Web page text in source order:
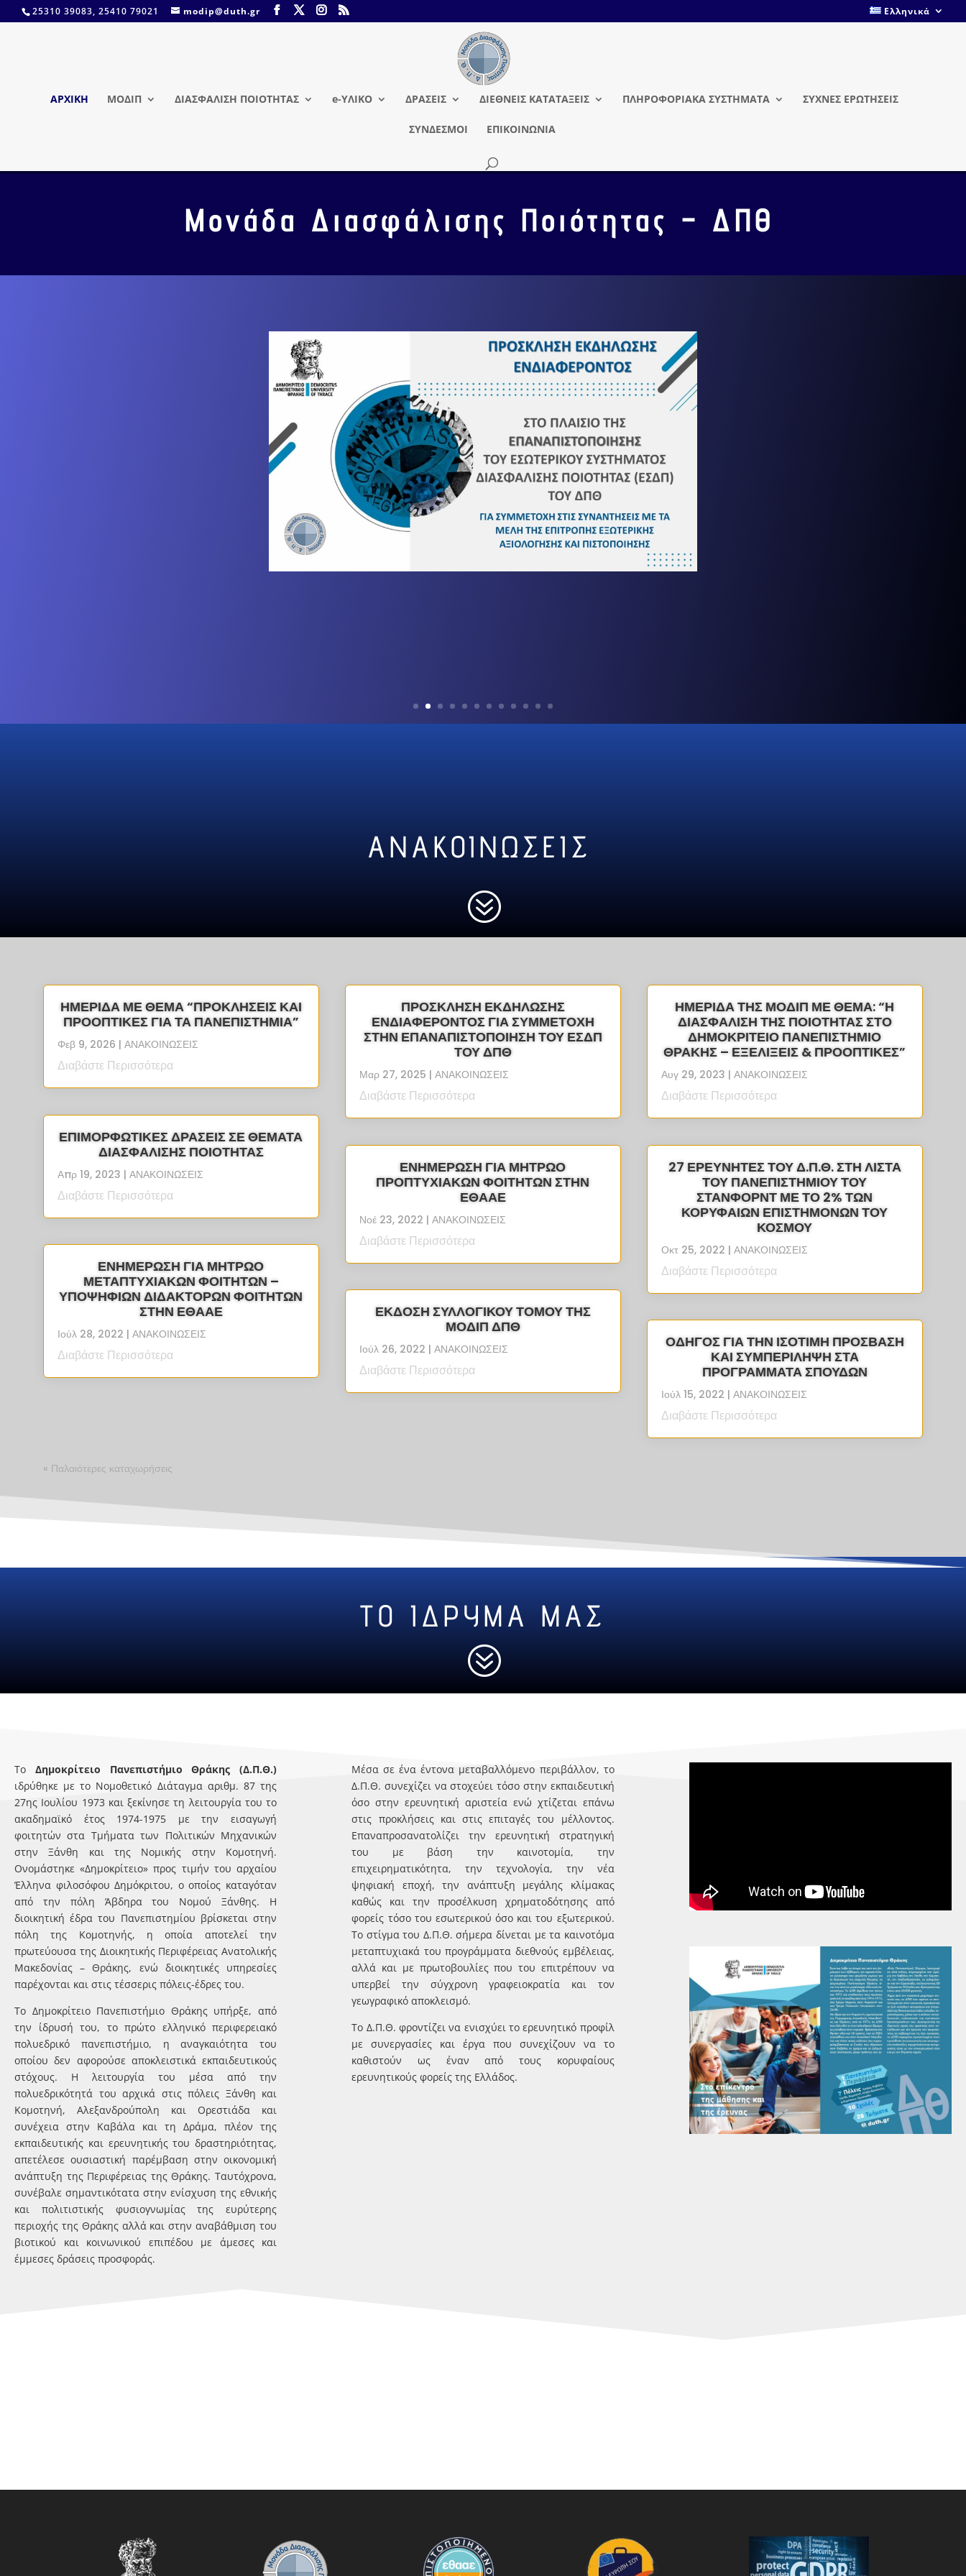
25310 39083, 25410 79021 modip@duth.gr Ελληνικά
ΑΡΧΙΚΗ ΜΟΔΙΠ ΔΙΑΣΦΑΛΙΣΗ ΠΟΙΟΤΗΤΑΣ e-ΥΛΙΚΟ ΔΡΑΣΕΙΣ ΔΙΕΘΝΕΙΣ ΚΑΤΑΤΑΞΕΙΣ ΠΛΗΡΟΦΟΡΙΑΚΑ ΣΥΣΤΗΜΑΤΑ ΣΥΧΝΕΣ ΕΡΩΤΗΣΕΙΣ
ΣΥΝΔΕΣΜΟΙ ΕΠΙΚΟΙΝΩΝΙΑ
Μονάδα Διασφάλισης Ποιότητας – ΔΠΘ
ΑΝΑΚΟΙΝΩΣΕΙΣ
?
ΗΜΕΡΙΔΑ ΜΕ ΘΕΜΑ “ΠΡΟΚΛΉΣΕΙΣ ΚΑΙ
ΠΡΟΟΠΤΙΚΈΣ ΓΙΑ ΤΑ ΠΑΝΕΠΙΣΤΉΜΙΑ”
Φεβ 9, 2026 |ΑΝΑΚΟΙΝΩΣΕΙΣ
Διαβάστε Περισσότερα
ΕΠΙΜΟΡΦΩΤΙΚΕΣ ΔΡΑΣΕΙΣ ΣΕ ΘΕΜΑΤΑ
ΔΙΑΣΦΑΛΙΣΗΣ ΠΟΙΟΤΗΤΑΣ
Απρ 19, 2023 |ΑΝΑΚΟΙΝΩΣΕΙΣ
Διαβάστε Περισσότερα
ΕΝΗΜΕΡΩΣΗ ΓΙΑ ΜΗΤΡΩΟ
ΜΕΤΑΠΤΥΧΙΑΚΩΝ ΦΟΙΤΗΤΩΝ –
ΥΠΟΨΗΦΙΩΝ ΔΙΔΑΚΤΟΡΩΝ ΦΟΙΤΗΤΩΝ
ΣΤΗΝ ΕΘΑΑΕ
Ιούλ 28, 2022 |ΑΝΑΚΟΙΝΩΣΕΙΣ
Διαβάστε Περισσότερα
ΠΡΟΣΚΛΗΣΗ ΕΚΔΗΛΩΣΗΣ
ΕΝΔΙΑΦΕΡΟΝΤΟΣ ΓΙΑ ΣΥΜΜΕΤΟΧΗ
ΣΤΗΝ ΕΠΑΝΑΠΙΣΤΟΠΟΙΗΣΗ ΤΟΥ ΕΣΔΠ
ΤΟΥ ΔΠΘ
Μαρ 27, 2025 |ΑΝΑΚΟΙΝΩΣΕΙΣ
Διαβάστε Περισσότερα
ΕΝΗΜΕΡΩΣΗ ΓΙΑ ΜΗΤΡΩΟ
ΠΡΟΠΤΥΧΙΑΚΩΝ ΦΟΙΤΗΤΩΝ ΣΤΗΝ
ΕΘΑΑΕ
Νοέ 23, 2022 |ΑΝΑΚΟΙΝΩΣΕΙΣ
Διαβάστε Περισσότερα
ΕΚΔΟΣΗ ΣΥΛΛΟΓΙΚΟΥ ΤΟΜΟΥ ΤΗΣ
ΜΟΔΙΠ ΔΠΘ
Ιούλ 26, 2022 |ΑΝΑΚΟΙΝΩΣΕΙΣ
Διαβάστε Περισσότερα
ΗΜΕΡΙΔΑ ΤΗΣ ΜΟΔΙΠ ΜΕ ΘΕΜΑ: “Η
ΔΙΑΣΦΆΛΙΣΗ ΤΗΣ ΠΟΙΌΤΗΤΑΣ ΣΤΟ
ΔΗΜΟΚΡΊΤΕΙΟ ΠΑΝΕΠΙΣΤΉΜΙΟ
ΘΡΆΚΗΣ – ΕΞΕΛΊΞΕΙΣ & ΠΡΟΟΠΤΙΚΈΣ”
Αυγ 29, 2023 |ΑΝΑΚΟΙΝΩΣΕΙΣ
Διαβάστε Περισσότερα
27 ΕΡΕΥΝΗΤΕΣ ΤΟΥ Δ.Π.Θ. ΣΤΗ ΛΙΣΤΑ
ΤΟΥ ΠΑΝΕΠΙΣΤΗΜΙΟΥ ΤΟΥ
ΣΤΑΝΦΟΡΝΤ ΜΕ ΤΟ 2% ΤΩΝ
ΚΟΡΥΦΑΙΩΝ ΕΠΙΣΤΗΜΟΝΩΝ ΤΟΥ
ΚΟΣΜΟΥ
Οκτ 25, 2022 |ΑΝΑΚΟΙΝΩΣΕΙΣ
Διαβάστε Περισσότερα
ΟΔΗΓΟΣ ΓΙΑ ΤΗΝ ΙΣΟΤΙΜΗ ΠΡΟΣΒΑΣΗ
ΚΑΙ ΣΥΜΠΕΡΙΛΗΨΗ ΣΤΑ
ΠΡΟΓΡΑΜΜΑΤΑ ΣΠΟΥΔΩΝ
Ιούλ 15, 2022 |ΑΝΑΚΟΙΝΩΣΕΙΣ
Διαβάστε Περισσότερα
« Παλαιότερες καταχωρήσεις
ΤΟ ΙΔΡΥΜΑ ΜΑΣ
?
Το Δημοκρίτειο Πανεπιστήμιο Θράκης (Δ.Π.Θ.)
ιδρύθηκε με το Νομοθετικό Διάταγμα αριθμ. 87 της
27ης Ιουλίου 1973 και ξεκίνησε τη λειτουργία του το
ακαδημαϊκό έτος 1974-1975 με την εισαγωγή
φοιτητών στα Tμήματα των Πολιτικών Μηχανικών
στην Ξάνθη και της Νομικής στην Κομοτηνή.
Ονομάστηκε «Δημοκρίτειο» προς τιμήν του αρχαίου
Έλληνα φιλοσόφου Δημόκριτου, ο οποίος καταγόταν
από την πόλη Άβδηρα του Νομού Ξάνθης. Η
διοικητική έδρα του Πανεπιστημίου βρίσκεται στην
πόλη της Κομοτηνής, η οποία αποτελεί την
πρωτεύουσα της Διοικητικής Περιφέρειας Ανατολικής
Μακεδονίας – Θράκης, ενώ διοικητικές υπηρεσίες
παρέχονται και στις τέσσερις πόλεις-έδρες του.
Το Δημοκρίτειο Πανεπιστήμιο Θράκης υπήρξε, από
την ίδρυσή του, το πρώτο ελληνικό περιφερειακό
πολυεδρικό πανεπιστήμιο, η αναγκαιότητα του
οποίου δεν αφορούσε αποκλειστικά εκπαιδευτικούς
στόχους. Η λειτουργία του μέσα από την
πολυεδρικότητά του αρχικά στις πόλεις Ξάνθη και
Κομοτηνή, Αλεξανδρούπολη και Ορεστιάδα και
συνέχεια στην Καβάλα και τη Δράμα, πλέον της
εκπαιδευτικής και ερευνητικής του δραστηριότητας,
απετέλεσε ουσιαστική παρέμβαση στην οικονομική
ανάπτυξη της Περιφέρειας της Θράκης. Ταυτόχρονα,
συνέβαλε σημαντικότατα στην ενίσχυση της εθνικής
και πολιτιστικής φυσιογνωμίας της ευρύτερης
περιοχής της Θράκης αλλά και στην αναβάθμιση του
βιοτικού και κοινωνικού επιπέδου με άμεσες και
έμμεσες δράσεις προσφοράς.
Μέσα σε ένα έντονα μεταβαλλόμενο περιβάλλον, το
Δ.Π.Θ. συνεχίζει να στοχεύει τόσο στην εκπαιδευτική
όσο στην ερευνητική αριστεία ενώ χτίζεται επάνω
στις προκλήσεις και στις επιταγές του μέλλοντος.
Επαναπροσανατολίζει την ερευνητική στρατηγική
του με βάση την καινοτομία, την
επιχειρηματικότητα, την τεχνολογία, την νέα
ψηφιακή εποχή, την ανάπτυξη μεγάλης κλίμακας
καθώς και την προσέλκυση χρηματοδότησης από
φορείς τόσο του εσωτερικού όσο και του εξωτερικού.
Το στίγμα του Δ.Π.Θ. σήμερα δίνεται με τα καινοτόμα
μεταπτυχιακά του προγράμματα διεθνούς εμβέλειας,
αλλά και με πρωτοβουλίες που του επιτρέπουν να
υπερβεί την σύγχρονη γραφειοκρατία και τον
γεωγραφικό αποκλεισμό.
Το Δ.Π.Θ. φροντίζει να ενισχύει το ερευνητικό προφίλ
με συνεργασίες και έργα που συνεχίζουν να το
καθιστούν ως έναν από τους κορυφαίους
ερευνητικούς φορείς της Ελλάδος.